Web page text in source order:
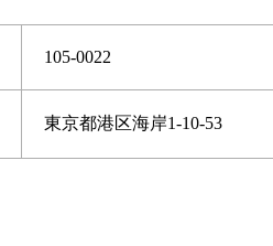
105-0022
東京都港区海岸1-10-53